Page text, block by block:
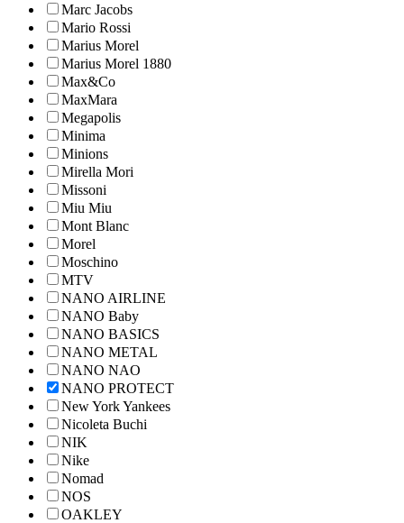
Marc Jacobs
Mario Rossi
Marius Morel
Marius Morel 1880
Max&Co
MaxMara
Megapolis
Minima
Minions
Mirella Mori
Missoni
Miu Miu
Mont Blanc
Morel
Moschino
MTV
NANO AIRLINE
NANO Baby
NANO BASICS
NANO METAL
NANO NAO
NANO PROTECT
New York Yankees
Nicoleta Buchi
NIK
Nike
Nomad
NOS
OAKLEY